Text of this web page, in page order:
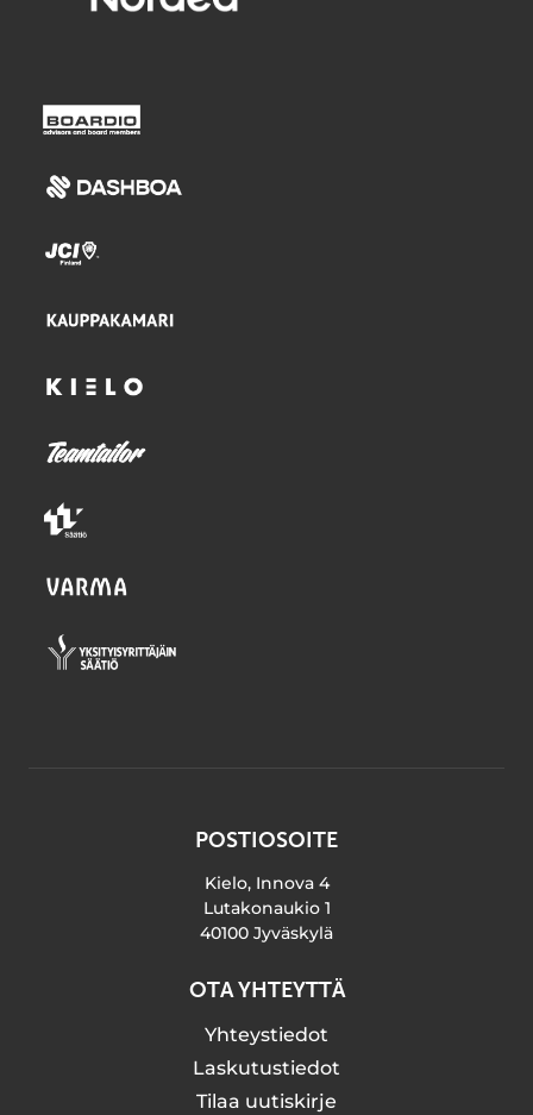
POSTIOSOITE
Kielo, Innova 4
Lutakonaukio 1
40100 Jyväskylä
OTA YHTEYTTÄ
Yhteystiedot
Laskutustiedot
Tilaa uutiskirje